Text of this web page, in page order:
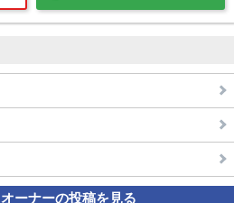
オーナーの投稿を見る